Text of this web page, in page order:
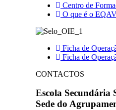
Centro de
O que é o
Ficha de
Ficha de
CONTACTOS
Escola Secundária
Sede do